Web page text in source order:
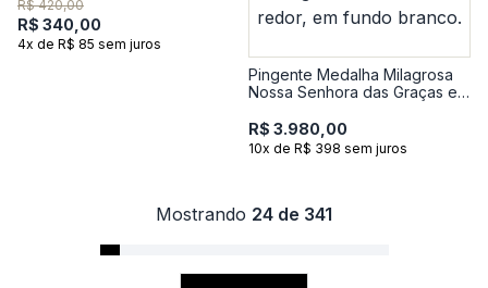
R$ 420,00
R$ 340,00
4x de R$ 85 sem juros
Pingente Medalha Milagrosa
Nossa Senhora das Graças em
R$ 3.980,00
10x de R$ 398 sem juros
Mostrando 24 de 341